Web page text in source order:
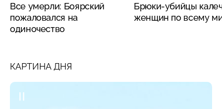
Все умерли: Боярский
пожаловался на
одиночество
Брюки-убийцы
женщин по всему
КАРТИНА ДНЯ